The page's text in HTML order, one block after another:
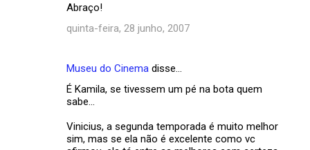
Abraço!
quinta-feira, 28 junho, 2007
Museu do Cinema disse…
É Kamila, se tivessem um pé na bota quem
sabe...
Vinicius, a segunda temporada é muito melhor
sim, mas se ela não é excelente como vc